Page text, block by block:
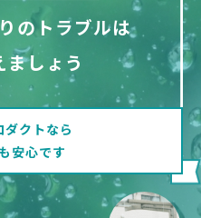
のトラブルは
しょう
クトなら
安心です